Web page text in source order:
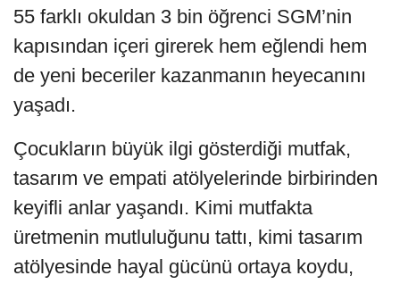
55 farklı okuldan 3 bin öğrenci SGM’nin
kapısından içeri girerek hem eğlendi hem
de yeni beceriler kazanmanın heyecanını
yaşadı.
Çocukların büyük ilgi gösterdiği mutfak,
tasarım ve empati atölyelerinde birbirinden
keyifli anlar yaşandı. Kimi mutfakta
üretmenin mutluluğunu tattı, kimi tasarım
atölyesinde hayal gücünü ortaya koydu,